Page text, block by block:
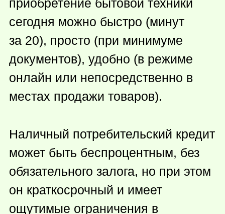
приобретение бытовой техники
сегодня можно быстро (минут
за 20), просто (при минимуме
документов), удобно (в режиме
онлайн или непосредственно в
местах продажи товаров).
Наличный потребительский кредит
может быть беспроцентным, без
обязательного залога, но при этом
он краткосрочный и имеет
ощутимые ограничения в